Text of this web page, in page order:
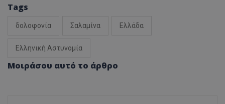
Tags
δολοφονία Σαλαμίνα Ελλάδα
Ελληνική Αστυνομία
Μοιράσου αυτό το άρθρο